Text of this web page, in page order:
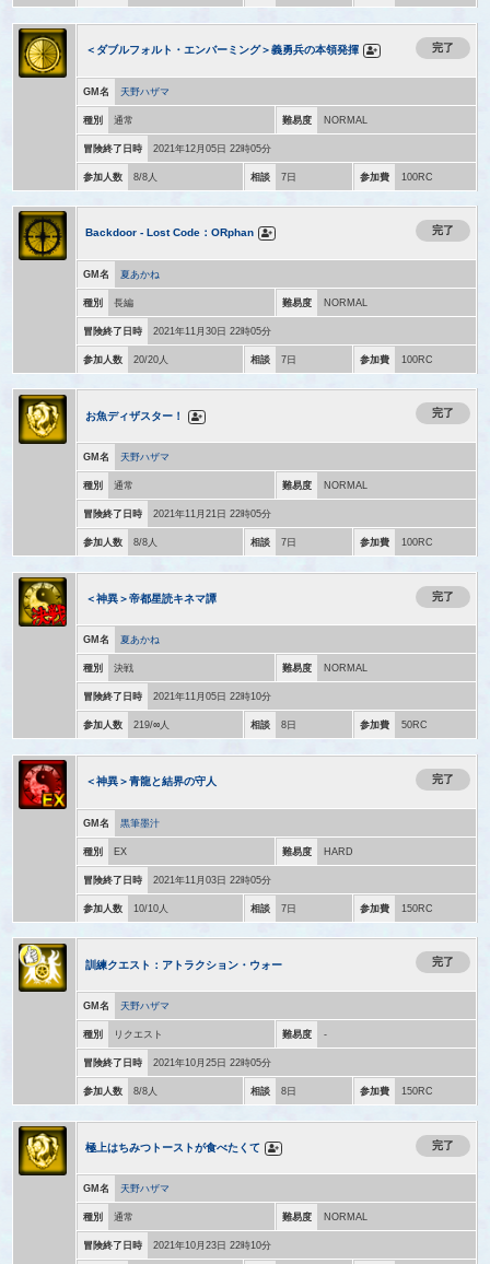
＜ダブルフォルト・エンバーミング＞義勇兵の本領発揮 完了
GM名 天野ハザマ
種別 通常 難易度 NORMAL
冒険終了日時 2021年12月05日 22時05分
参加人数 8/8人 相談 7日 参加費 100RC
Backdoor - Lost Code：ORphan 完了
GM名 夏あかね
種別 長編 難易度 NORMAL
冒険終了日時 2021年11月30日 22時05分
参加人数 20/20人 相談 7日 参加費 100RC
お魚ディザスター！ 完了
GM名 天野ハザマ
種別 通常 難易度 NORMAL
冒険終了日時 2021年11月21日 22時05分
参加人数 8/8人 相談 7日 参加費 100RC
＜神異＞帝都星読キネマ譚 完了
GM名 夏あかね
種別 決戦 難易度 NORMAL
冒険終了日時 2021年11月05日 22時10分
参加人数 219/∞人 相談 8日 参加費 50RC
＜神異＞青龍と結界の守人 完了
GM名 黒筆墨汁
種別 EX 難易度 HARD
冒険終了日時 2021年11月03日 22時05分
参加人数 10/10人 相談 7日 参加費 150RC
訓練クエスト：アトラクション・ウォー 完了
GM名 天野ハザマ
種別 リクエスト 難易度 -
冒険終了日時 2021年10月25日 22時05分
参加人数 8/8人 相談 8日 参加費 150RC
極上はちみつトーストが食べたくて 完了
GM名 天野ハザマ
種別 通常 難易度 NORMAL
冒険終了日時 2021年10月23日 22時10分